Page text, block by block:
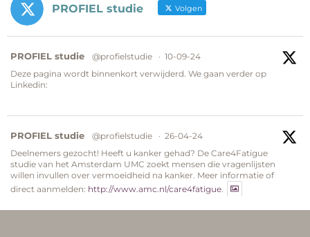
PROFIEL studie Volgen
PROFIEL studie @profielstudie · 10-09-24
Deze pagina wordt binnenkort verwijderd. We gaan verder op
Linkedin:
PROFIEL studie @profielstudie · 26-04-24
Deelnemers gezocht! Heeft u kanker gehad? De Care4Fatigue
studie van het Amsterdam UMC zoekt mensen die vragenlijsten
willen invullen over vermoeidheid na kanker. Meer informatie of
direct aanmelden: http://www.amc.nl/care4fatigue